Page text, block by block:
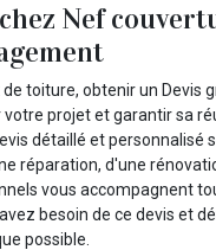
Nef
toiture, obtenir un Devis
projet et garantir sa
détaillé et personnalisé
réparation, d'une
vous accompagnent
besoin de ce devis et
possible.